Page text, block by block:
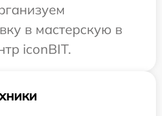
в мастерскую в
iconBIT.